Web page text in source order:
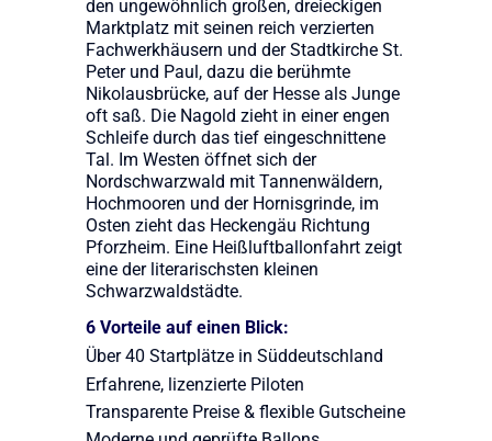
den ungewöhnlich großen, dreieckigen
Marktplatz mit seinen reich verzierten
Fachwerkhäusern und der Stadtkirche St.
Peter und Paul, dazu die berühmte
Nikolausbrücke, auf der Hesse als Junge
oft saß. Die Nagold zieht in einer engen
Schleife durch das tief eingeschnittene
Tal. Im Westen öffnet sich der
Nordschwarzwald mit Tannenwäldern,
Hochmooren und der Hornisgrinde, im
Osten zieht das Heckengäu Richtung
Pforzheim. Eine Heißluftballonfahrt zeigt
eine der literarischsten kleinen
Schwarzwaldstädte.
6 Vorteile auf einen Blick:
Über 40 Startplätze in Süddeutschland
Erfahrene, lizenzierte Piloten
Transparente Preise & flexible Gutscheine